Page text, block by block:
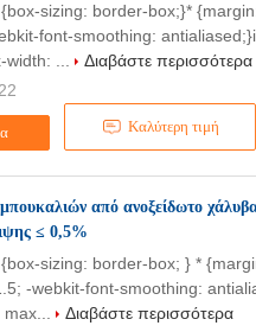
Καλύτερη τιμή
sizing: border-box;}*
font-smoothing:
...
Διαβάστε περισσότερα
από ανοξείδωτο
≤ 0,5%
sizing: border-box; } *
-webkit-font-smoothing:
Διαβάστε περισσότερα